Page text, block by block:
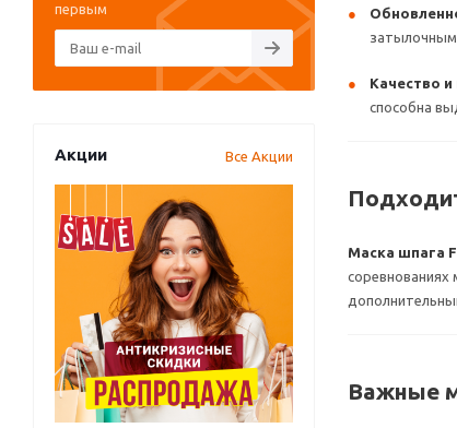
затылочным
Качество
способна
Маска шпага
соревнованиях
Важные
первым
Акции Все Акции